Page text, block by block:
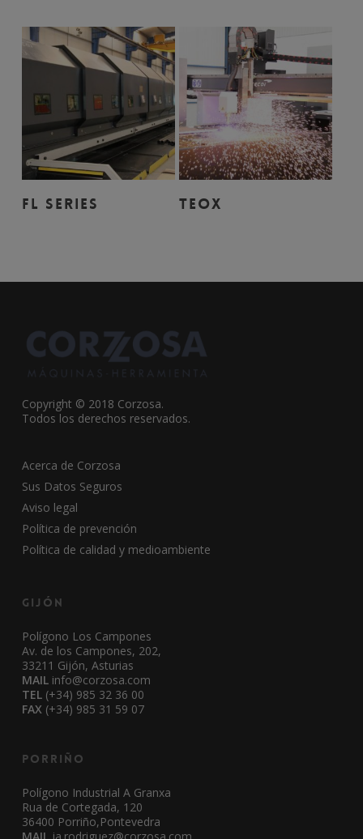
Leer Más
FL SERIES TEOX
Copyright © 2018 Corzosa.
Todos los derechos reservados.
Acerca de Corzosa
Sus Datos Seguros
Aviso legal
Política de prevención
Política de calidad y medioambiente
Gijón
Polígono Los Campones
Av. de los Campones, 202,
33211 Gijón, Asturias
MAIL info@corzosa.com
TEL (+34) 985 32 36 00
FAX(+34) 985 31 59 07
Porriño
Polígono Industrial A Granxa
Rua de Cortegada, 120
36400 Porriño,Pontevedra